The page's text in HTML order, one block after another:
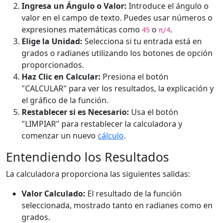
Ingresa un Ángulo o Valor: Introduce el ángulo o
valor en el campo de texto. Puedes usar números o
expresiones matemáticas como 45 o π/4.
Elige la Unidad: Selecciona si tu entrada está en
grados o radianes utilizando los botones de opción
proporcionados.
Haz Clic en Calcular: Presiona el botón
"CALCULAR" para ver los resultados, la explicación y
el gráfico de la función.
Restablecer si es Necesario: Usa el botón
"LIMPIAR" para restablecer la calculadora y
comenzar un nuevo cálculo.
Entendiendo los Resultados
La calculadora proporciona las siguientes salidas:
Valor Calculado: El resultado de la función
seleccionada, mostrado tanto en radianes como en
grados.